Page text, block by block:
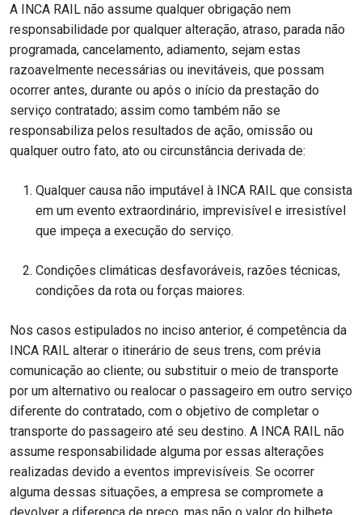
A INCA RAIL não assume qualquer obrigação nem
responsabilidade por qualquer alteração, atraso, parada não
programada, cancelamento, adiamento, sejam estas
razoavelmente necessárias ou inevitáveis, que possam
ocorrer antes, durante ou após o início da prestação do
serviço contratado; assim como também não se
responsabiliza pelos resultados de ação, omissão ou
qualquer outro fato, ato ou circunstância derivada de:
Qualquer causa não imputável à INCA RAIL que consista
em um evento extraordinário, imprevisível e irresistível
que impeça a execução do serviço.
Condições climáticas desfavoráveis, razões técnicas,
condições da rota ou forças maiores.
Nos casos estipulados no inciso anterior, é competência da
INCA RAIL alterar o itinerário de seus trens, com prévia
comunicação ao cliente; ou substituir o meio de transporte
por um alternativo ou realocar o passageiro em outro serviço
diferente do contratado, com o objetivo de completar o
transporte do passageiro até seu destino. A INCA RAIL não
assume responsabilidade alguma por essas alterações
realizadas devido a eventos imprevisíveis. Se ocorrer
alguma dessas situações, a empresa se compromete a
devolver a diferença de preço, mas não o valor do bilhete.